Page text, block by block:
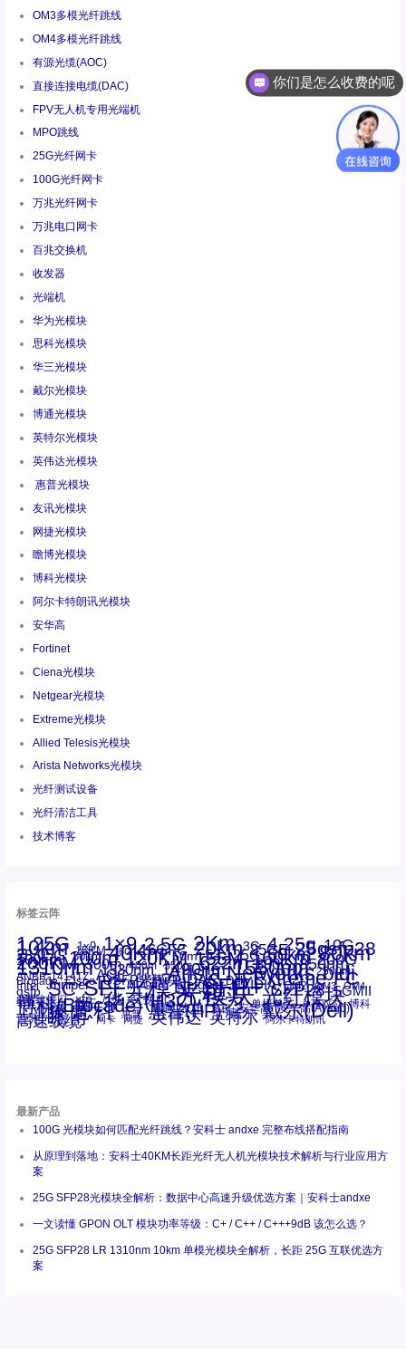
OM3多模光纤跳线
OM4多模光纤跳线
有源光缆(AOC)
直接连接电缆(DAC)
FPV无人机专用光端机
MPO跳线
25G光纤网卡
100G光纤网卡
万兆光纤网卡
万兆电口网卡
百兆交换机
收发器
光端机
华为光模块
思科光模块
华三光模块
戴尔光模块
博通光模块
英特尔光模块
英伟达光模块
惠普光模块
友讯光模块
网捷光模块
瞻博光模块
博科光模块
阿尔卡特朗讯光模块
安华高
Fortinet
Ciena光模块
Netgear光模块
Extreme光模块
Allied Telesis光模块
Arista Networks光模块
光纤测试设备
光纤清洁工具
技术博客
标签云阵
1.25G 1x9 1×9 2.5G 2Km 3G 4.25g 10G
10km 15KM 16G 16GFC 20km 25GE 25gsfp28
28.05G 30km 40Km 50m 53.125G 60km 80km
100km 100m 120KM 155M 160km 200G
200KM 300m 400m 550m 622m 800G 850nm
1310nm 1330nm 1490nm 1550nm 2500m
ANBR-1414TZ AOC Arista Arista Networks bidi
Brocade Cisco CSFP光模块 DAC Dell Extreme FC
Intel Juniper LC MPO-LC Netgear NVIDIA OM2 OM3 OM4
qsfp SC SFF光模块 SFP+ SFP28 SGMII
st螺纹接口 xfp 万兆 交换机 光模块 光纤模块
千兆光模块 华三 华三(H3C) 华为 单模单芯 单模双芯 博科
博科(Brocade) 博通 友讯 多模 安华高 安华高(Avago)
工业级 思科 惠普 惠普(HP) 戴尔 戴尔(Dell)
百兆 瞻博 网卡 网捷 英伟达 英特尔 阿尔卡特朗讯
高速线缆
最新产品
100G 光模块如何匹配光纤跳线？安科士 andxe 完整布线搭配指南
从原理到落地：安科士40KM长距光纤无人机光模块技术解析与行业应用方
案
25G SFP28光模块全解析：数据中心高速升级优选方案｜安科士andxe
一文读懂 GPON OLT 模块功率等级：C+ / C++ / C+++9dB 该怎么选？
25G SFP28 LR 1310nm 10km 单模光模块全解析，长距 25G 互联优选方
案
你们是怎么收费的呢